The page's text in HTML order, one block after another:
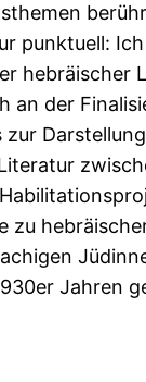
punktuell:
hebräischer
an der
zu
Jahren